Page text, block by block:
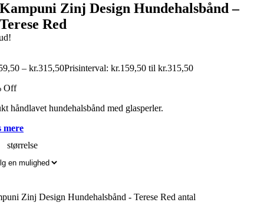
Kampuni Zinj Design Hundehalsbånd –
Terese Red
– kr.315,50Prisinterval: kr.159,50 til kr.315,50
Off
håndlavet hundehalsbånd med glasperler.
mere
størrelse
Zinj Design Hundehalsbånd - Terese Red antal